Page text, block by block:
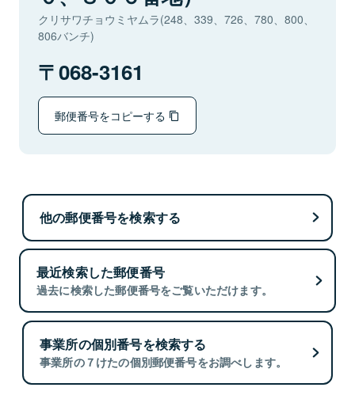
クリサワチョウミヤムラ(248、339、726、780、800、
806バンチ)
068-3161
郵便番号をコピーする
他の郵便番号を検索する
最近検索した郵便番号
過去に検索した郵便番号をご覧いただけます。
事業所の個別番号を検索する
事業所の７けたの個別郵便番号をお調べします。